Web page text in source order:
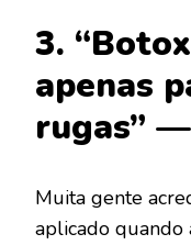
3.
apenas
rugas” —
Muita gente
aplicado quando